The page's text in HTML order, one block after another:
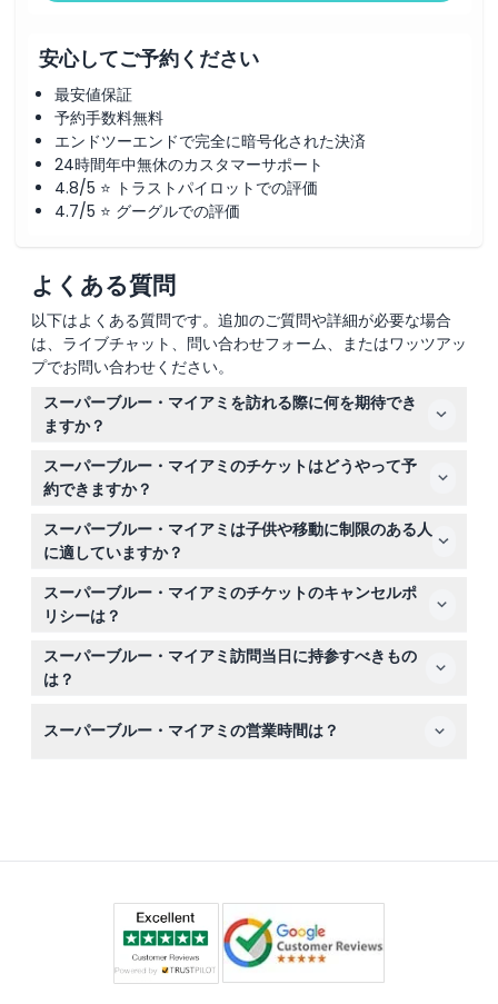
安心してご予約ください
最安値保証
予約手数料無料
エンドツーエンドで完全に暗号化された決済
24時間年中無休のカスタマーサポート
4.8/5 ⭐ トラストパイロットでの評価
4.7/5 ⭐ グーグルでの評価
よくある質問
以下はよくある質問です。追加のご質問や詳細が必要な場合
は、ライブチャット、問い合わせフォーム、またはワッツアッ
プでお問い合わせください。
スーパーブルー・マイアミを訪れる際に何を期待でき
ますか？
スーパーブルー・マイアミでは、光、色、そしてテクノロ
ジーを駆使した大型のインタラクティブなアートインスタ
レーションを体験できます。世界的に有名なアーティスト
によって作られた美しいデジタル風景を通じて、多感覚の
旅を楽しめます。
スーパーブルー・マイアミのチケットはどうやって予
約できますか？
当ウェブサイトで、希望の日付と時間を確保するために、
時間指定のチケットを簡単にオンライン購入できます。ボ
ックスオフィスでチケットの数量は限られていますが、オ
ンライン予約をおすすめします。
スーパーブルー・マイアミは子供や移動に制限のある人
に適していますか？
はい、スーパーブルー・マイアミは3歳以上の子供を歓迎
しており、0～2歳の子供は無料で入場できます。会場は
車椅子対応で、移動に制限のある方にも適した選択肢で
す。
スーパーブルー・マイアミのチケットのキャンセルポ
リシーは？
スーパーブルー・マイアミのチケットは返金不可かつキャ
ンセルできませんので、予約前に計画を確実にしてくださ
い。
スーパーブルー・マイアミ訪問当日に持参すべきもの
は？
到着してチケットを引き換えてください。フラッシュ撮影
スーパーブルー・マイアミの営業時間は？